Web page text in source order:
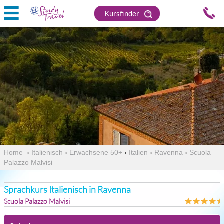
Kursfinder
Home › Italienisch › Erwachsene 50+ › Italien › Ravenna › Scuola
Palazzo Malvisi
Sprachkurs Italienisch in Ravenna
Scuola Palazzo Malvisi